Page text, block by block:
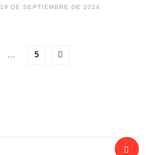
19 DE SEPTIEMBRE DE 2024
… 5